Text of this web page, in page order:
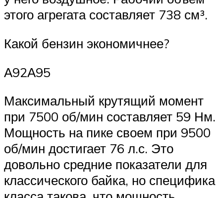
этого агрегата составляет 738 см³.
Какой бензин экономичнее?
А92А95
Максимальный крутящий момент
при 7500 об/мин составляет 59 Нм.
Мощность на пике своем при 9500
об/мин достигает 76 л.с. Это
довольно средние показатели для
классического байка, но специфика